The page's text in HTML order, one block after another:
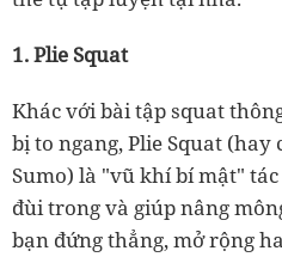
1. Plie Squat
Khác với bài tập squat
bị to ngang, Plie Squat (hay
Sumo) là "vũ khí bí mật"
đùi trong và giúp nâng
bạn đứng thẳng, mở rộng